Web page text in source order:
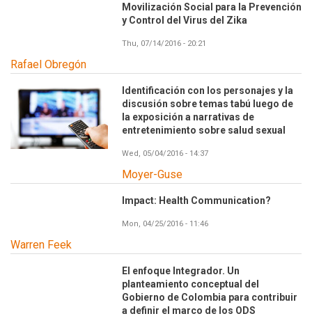
Movilización Social para la Prevención
y Control del Virus del Zika
Thu, 07/14/2016 - 20:21
Rafael Obregón
Identificación con los personajes y la
discusión sobre temas tabú luego de
la exposición a narrativas de
entretenimiento sobre salud sexual
Wed, 05/04/2016 - 14:37
Moyer-Guse
Impact: Health Communication?
Mon, 04/25/2016 - 11:46
Warren Feek
El enfoque Integrador. Un
planteamiento conceptual del
Gobierno de Colombia para contribuir
a definir el marco de los ODS